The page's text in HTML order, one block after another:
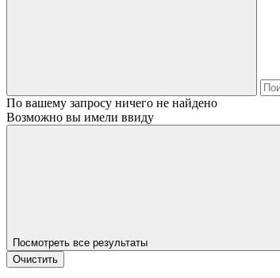
По вашему запросу ничего не найдено
Возможно вы имели ввиду
Посмотреть все результаты
Очистить